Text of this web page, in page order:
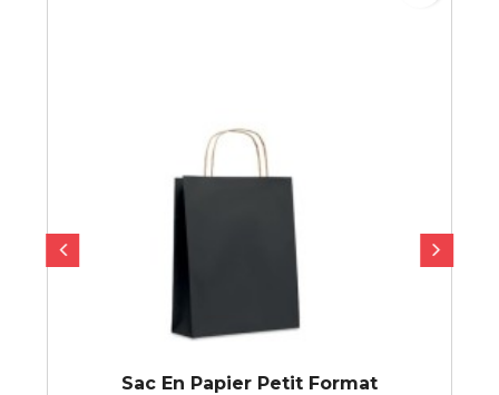
Sac En Papier Petit Format